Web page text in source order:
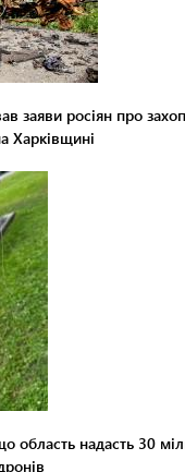
заяви росіян про
Харківщині
область надасть 30